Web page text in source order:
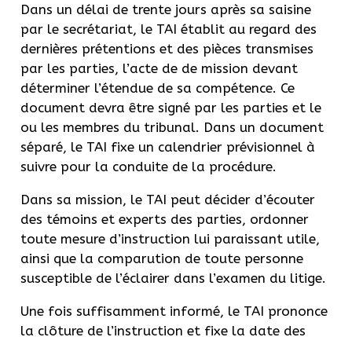
Dans un délai de trente jours après sa saisine
par le secrétariat, le TAI établit au regard des
dernières prétentions et des pièces transmises
par les parties, l’acte de de mission devant
déterminer l’étendue de sa compétence. Ce
document devra être signé par les parties et le
ou les membres du tribunal. Dans un document
séparé, le TAI fixe un calendrier prévisionnel à
suivre pour la conduite de la procédure.
Dans sa mission, le TAI peut décider d’écouter
des témoins et experts des parties, ordonner
toute mesure d’instruction lui paraissant utile,
ainsi que la comparution de toute personne
susceptible de l’éclairer dans l’examen du litige.
Une fois suffisamment informé, le TAI prononce
la clôture de l’instruction et fixe la date des